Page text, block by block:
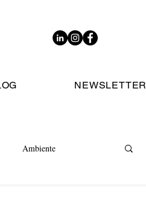
NEWSLETTER
Ambiente